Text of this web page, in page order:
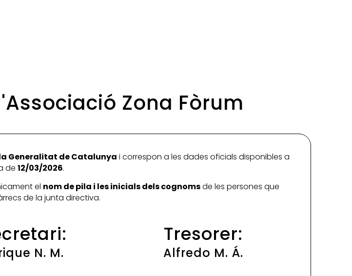
Zona Fòrum
Generalitat de Catalunya i correspon a les dades oficials disponibles a
de 12/03/2026.
el nom de pila i les inicials dels cognomsde les persones que
de la junta directiva.
N. M.
Tresorer:
Alfredo M. Á.